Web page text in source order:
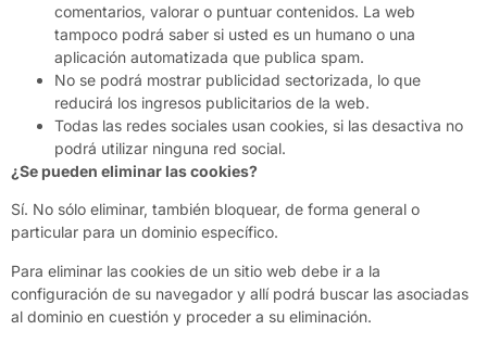
comentarios, valorar o puntuar contenidos. La web
tampoco podrá saber si usted es un humano o una
aplicación automatizada que publica spam.
No se podrá mostrar publicidad sectorizada, lo que
reducirá los ingresos publicitarios de la web.
Todas las redes sociales usan cookies, si las desactiva no
podrá utilizar ninguna red social.
¿Se pueden eliminar las cookies?
Sí. No sólo eliminar, también bloquear, de forma general o
particular para un dominio específico.
Para eliminar las cookies de un sitio web debe ir a la
configuración de su navegador y allí podrá buscar las asociadas
al dominio en cuestión y proceder a su eliminación.